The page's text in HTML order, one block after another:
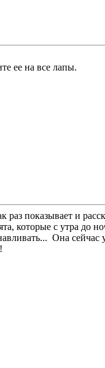
ее на все лапы.
раз показывает и
с утра до
Она сейчас